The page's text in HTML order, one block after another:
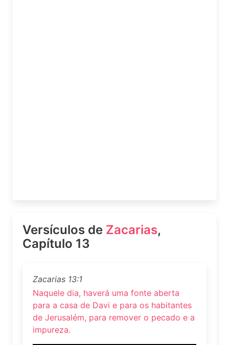
Versículos de Zacarias,
Capítulo 13
Zacarias 13:1
Naquele dia, haverá uma fonte aberta
para a casa de Davi e para os habitantes
de Jerusalém, para remover o pecado e a
impureza.